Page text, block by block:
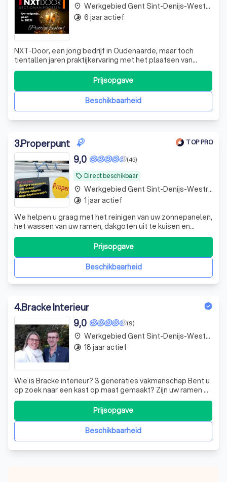
NXT-Door, een jong bedrijf in Oudenaarde, maar toch
tientallen jaren praktijkervaring met het plaatsen van
garagepoorten, sectionale poorten of garagedeuren. We
horen vaak dat bedrijven te groot worden waardoor het
menselijk gevoel verdwijnt, daarin willen wij het verschil
maken. Daarom is het goedBeschikbaarheid
Prijsopgave
place Werkgebied Gent Sint-Denijs-Westrem
timelapse 6 jaar actief
3.Properpunt TOP PRO
local_offer Direct beschikbaar
(45)
9,0
We helpen u graag met het reinigen van uw zonnepanelen,
het wassen van uw ramen, dakgoten uit te kuisen en
afwassen en terras overkappingen.
Beschikbaarheid
Prijsopgave
place Werkgebied Gent Sint-Denijs-Westrem
timelapse 1 jaar actief
4.Bracke Interieur
(9)
9,0
Wie is Bracke interieur? 3 generaties vakmanschap Bent u
op zoek naar een kast op maat gemaakt? Zijn uw ramen of
deuren nodig aan vervanging toe? Wenst u een nieuwe
trap of wilt u een zolderkamer renoveren met gyproc,
laminaat en kasten onder het schuine dak? Voor dat en
nog veel meer kunt u bij BBeschikbaarheid
Prijsopgave
place Werkgebied Gent Sint-Denijs-Westrem
timelapse 18 jaar actief